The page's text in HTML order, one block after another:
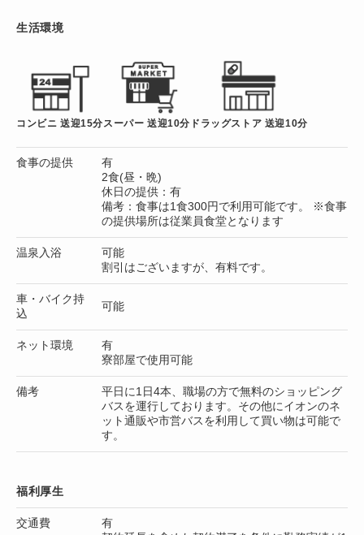
生活環境
コンビニ 送迎15分スーパー 送迎10分 ドラッグストア 送迎10分
食事の提供
有
2食(昼・晩)
休日の提供：有
備考：食事は1食300円で利用可能です。 ※食事
の提供場所は従業員食堂となります
温泉入浴
可能
割引はございますが、有料です。
車・バイク持
込
可能
ネット環境
有
寮部屋で使用可能
備考
平日に1日4本、職場の方で無料のショッピング
バスを運行しております。その他にイオンのネ
ット通販や市営バスを利用して買い物は可能で
す。
福利厚生
交通費
有